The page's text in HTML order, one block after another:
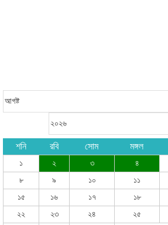
শনি রবি সোম মঙ্গল
১ ২ ৩ ৪
৮
৯ ১০ ১১
১৫
১৬ ১৭ ১৮
২২
২৩ ২৪ ২৫